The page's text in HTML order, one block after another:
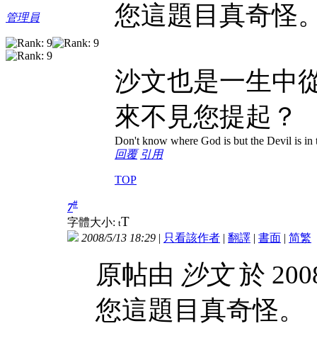
管理員 您這題目真奇怪
沙文也是一生中
來不見您提起？
Don't know where God is but the Devil is in
回覆 引用
TOP
7#
字體大小: tT
2008/5/13 18:29 | 只看該作者 | 翻譯 | 書面 | 简繁
原帖由 沙文於
您這題目真奇怪。